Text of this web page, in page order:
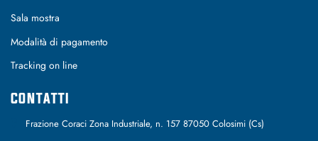
Sala mostra
Modalità di pagamento
Tracking on line
CONTATTI
Frazione Coraci Zona Industriale, n. 157 87050 Colosimi (Cs)